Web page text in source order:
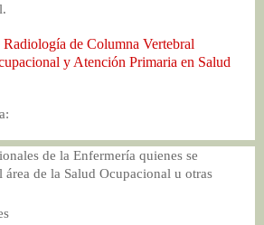
de Columna Vertebral
y Atención Primaria en Salud
de la Enfermería quienes se
área de la Salud Ocupacional u otras